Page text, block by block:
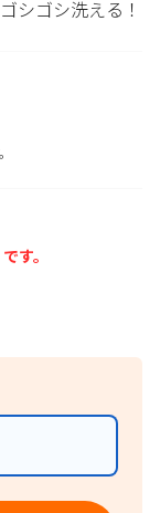
シゴシ洗える！
す。